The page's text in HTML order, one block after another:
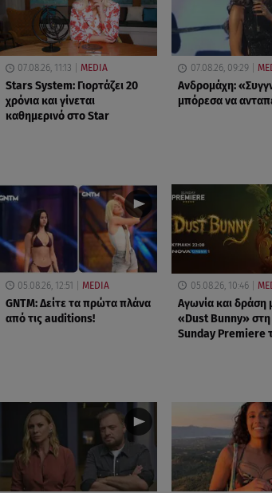
07.08.26, 11:13 MEDIA
Stars System: Γιορτάζει 20
χρόνια και γίνεται
καθημερινό στο Star
07.08.26, 09:29
Ανδρομάχη:
μπόρεσα να
05.08.26, 12:51 MEDIA
GNTM: Δείτε τα πρώτα πλάνα
από τις auditions!
05.08.26, 10:46
Αγωνία και δράση
«Dust Bunny»
Sunday Premiere